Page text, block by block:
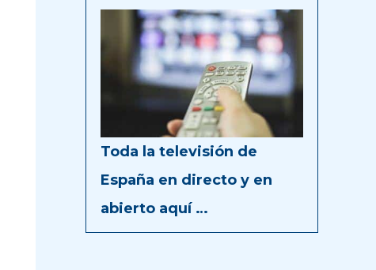
Toda la televisión de
España en directo y en
abierto aquí …